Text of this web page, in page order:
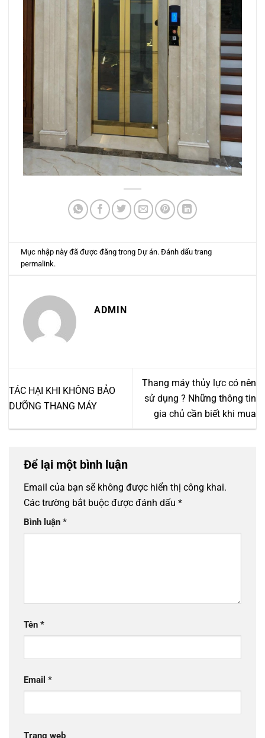
Mục nhập này đã được đăng trong Dự án. Đánh dấu trang
permalink.
ADMIN
TÁC HẠI KHI KHÔNG BẢO
DƯỠNG THANG MÁY
Thang máy thủy lực có nên
sử dụng ? Những thông tin
gia chủ cần biết khi mua
Để lại một bình luận
Email của bạn sẽ không được hiển thị công khai.
Các trường bắt buộc được đánh dấu *
Bình luận *
Tên *
Email *
Trang web